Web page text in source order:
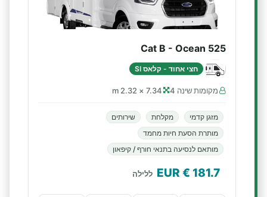
Cat B - Ocean 525
חצי אחוד - קלאס SI
מקומות שינה 4 7.34 × 2.32 m
מזגן קדמי מקלחת
שירותים
מותרת הסעת חיות מחמד
מותאם לנסיעה בתנאי חורף / קיפאון
181.7
€ EUR ללילה